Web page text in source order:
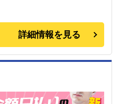
詳細情報を見る